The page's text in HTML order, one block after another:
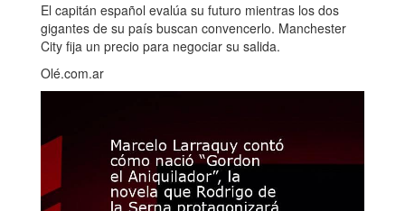
El capitán español evalúa su futuro mientras los dos
gigantes de su país buscan convencerlo. Manchester
City fija un precio para negociar su salida.
Olé.com.ar